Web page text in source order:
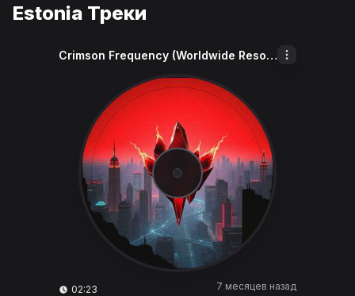
Estonia Треки
Crimson Frequency (Worldwide Resonance)
02:23 7 месяцев назад